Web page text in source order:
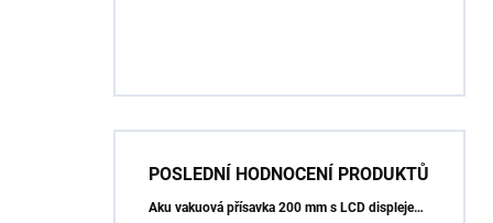
POSLEDNÍ HODNOCENÍ PRODUKTŮ
Aku vakuová přísavka 200 mm s LCD displejem (150 kg) - HÖGERT HT3B355